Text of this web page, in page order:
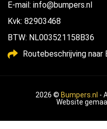
E-mail: info@bumpers.nl
Kvk: 82903468
BTW: NL003521158B36
Routebeschrijving naar
2026 © Bumpers.nl -
Website